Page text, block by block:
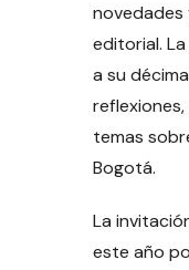
novedades
editorial.
a su
temas
Bogotá.
La
este año